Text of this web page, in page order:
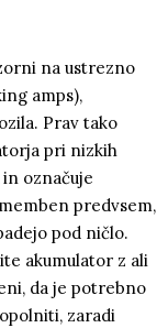
na ustrezno
amps),
Prav tako
pri nizkih
označuje
predvsem,
pod ničlo.
akumulator z ali
da je potrebno
zaradi